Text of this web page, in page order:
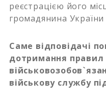
реєстрацією його
громадянина України
Саме відповідачі
дотримання правил
військову службу